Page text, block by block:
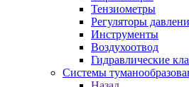
Тензиометры
Регуляторы
Инструменты
Воздухоотвод
Гидравлические
Системы